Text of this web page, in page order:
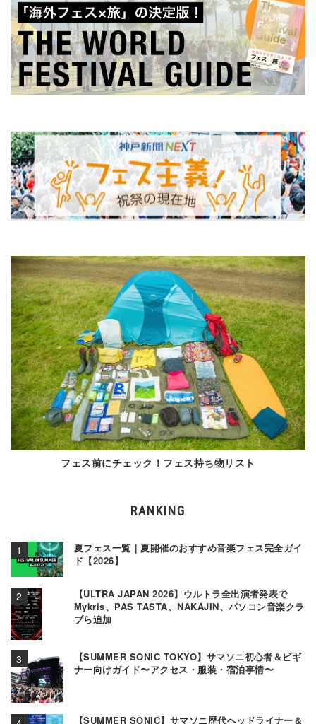
フェス前にチェック！フェス持ち物リスト
RANKING
夏フェス一覧｜夏開催のおすすめ音楽フェス完全ガイ
ド【2026】
【ULTRA JAPAN 2026】ウルトラ全出演者発表で
Mykris、PAS TASTA、NAKAJIN、パソコン音楽クラ
ブら追加
【SUMMER SONIC TOKYO】サマソニ初心者＆ビギ
ナー向けガイド〜アクセス・服装・宿泊事情〜
【SUMMER SONIC】サマソニ歴代ヘッドライナー＆